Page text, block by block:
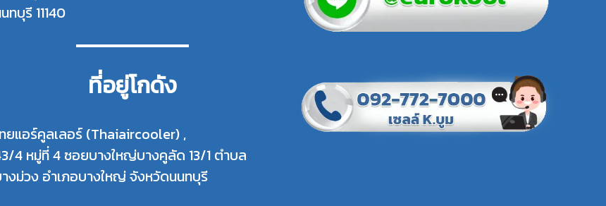
ทบุรี 11140
ที่อยู่โกดัง
ยแอร์คูลเลอร์ (Thaiaircooler) ,
4 หมู่ที่ 4 ซอยบางใหญ่บางคูลัด 13/1 ตำบล
งม่วง อำเภอบางใหญ่ จังหวัดนนทบุรี